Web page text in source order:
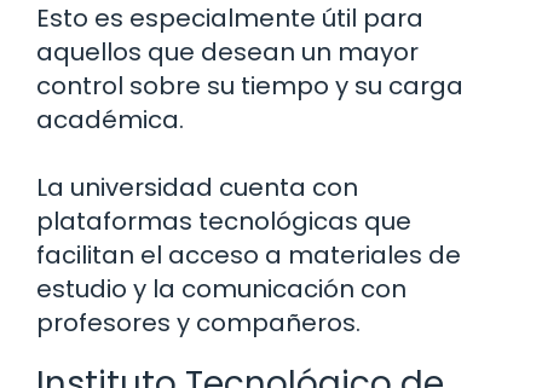
Esto es especialmente útil para
aquellos que desean un mayor
control sobre su tiempo y su carga
académica.
La universidad cuenta con
plataformas tecnológicas que
facilitan el acceso a materiales de
estudio y la comunicación con
profesores y compañeros.